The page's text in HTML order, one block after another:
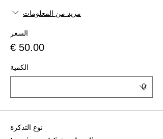
مزيد من المعلومات
السعر
الكمية
نوع التذكرة